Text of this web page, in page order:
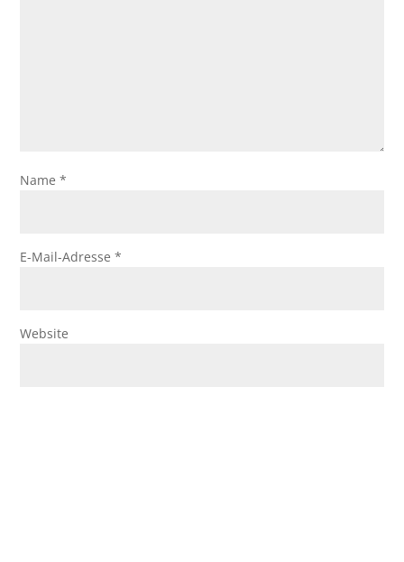
Name*
E-Mail-Adresse*
Website